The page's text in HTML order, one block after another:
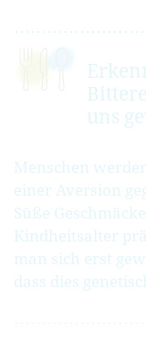
uns
Menschen
einer Aversion
Süße
Kindheitsalter
man sich erst
dass dies